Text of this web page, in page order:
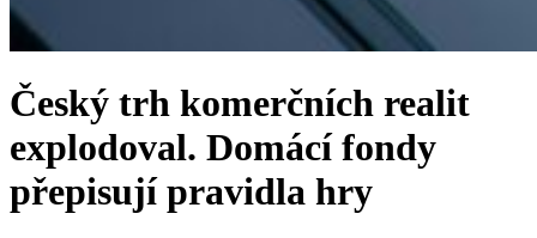
Český trh komerčních realit
explodoval. Domácí fondy
přepisují pravidla hry